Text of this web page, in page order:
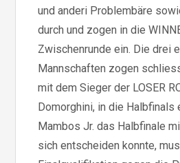
und anderi Problembäre
durch und zogen in die
Zwischenrunde ein. Die drei
Mannschaften zogen
mit dem Sieger der LOSER
Domorghini, in die Halbfinals
Mambos Jr. das Halbfinale
sich entscheiden konnte,